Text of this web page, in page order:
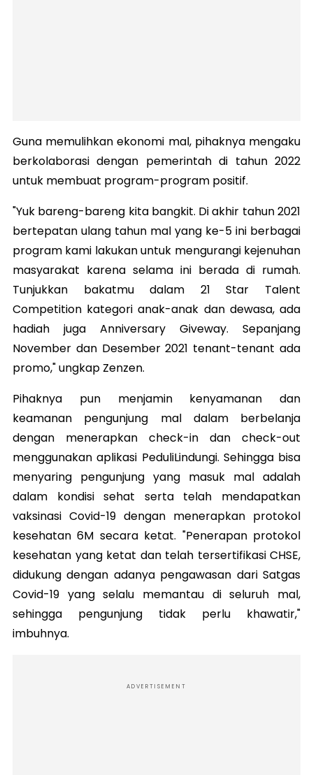
Guna memulihkan ekonomi mal, pihaknya mengaku
berkolaborasi dengan pemerintah di tahun 2022
untuk membuat program-program positif.
"Yuk bareng-bareng kita bangkit. Di akhir tahun 2021
bertepatan ulang tahun mal yang ke-5 ini berbagai
program kami lakukan untuk mengurangi kejenuhan
masyarakat karena selama ini berada di rumah.
Tunjukkan bakatmu dalam 21 Star Talent
Competition kategori anak-anak dan dewasa, ada
hadiah juga Anniversary Giveway. Sepanjang
November dan Desember 2021 tenant-tenant ada
promo," ungkap Zenzen.
Pihaknya pun menjamin kenyamanan dan
keamanan pengunjung mal dalam berbelanja
dengan menerapkan check-in dan check-out
menggunakan aplikasi PeduliLindungi. Sehingga bisa
menyaring pengunjung yang masuk mal adalah
dalam kondisi sehat serta telah mendapatkan
vaksinasi Covid-19 dengan menerapkan protokol
kesehatan 6M secara ketat. "Penerapan protokol
kesehatan yang ketat dan telah tersertifikasi CHSE,
didukung dengan adanya pengawasan dari Satgas
Covid-19 yang selalu memantau di seluruh mal,
sehingga pengunjung tidak perlu khawatir,"
imbuhnya.
ADVERTISEMENT